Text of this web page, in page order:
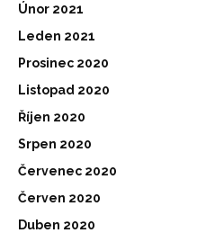
Únor 2021
Leden 2021
Prosinec 2020
Listopad 2020
Říjen 2020
Srpen 2020
Červenec 2020
Červen 2020
Duben 2020